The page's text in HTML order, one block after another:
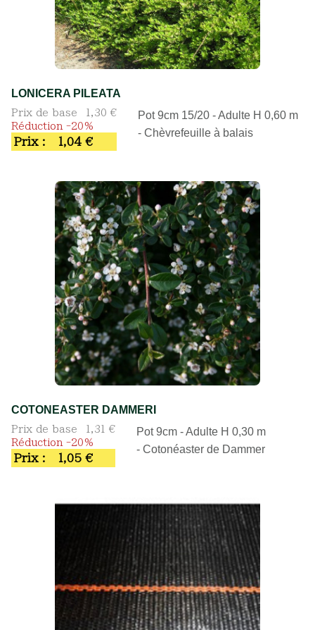
LONICERA PILEATA
Prix de base
1,30 €
Réduction -20%
Prix : 1,04 €
Pot 9cm 15/20 - Adulte H 0,60 m
- Chèvrefeuille à balais
COTONEASTER DAMMERI
Prix de base
1,31 €
Réduction -20%
Prix : 1,05 €
Pot 9cm - Adulte H 0,30 m
- Cotonéaster de Dammer